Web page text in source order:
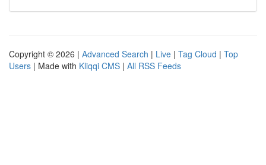
Copyright © 2026 | Advanced Search | Live | Tag Cloud | Top
Users | Made with Kliqqi CMS | All RSS Feeds